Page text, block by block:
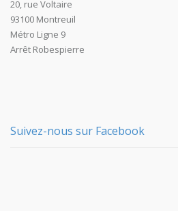
20, rue Voltaire
93100 Montreuil
Métro Ligne 9
Arrêt Robespierre
Suivez-nous sur Facebook